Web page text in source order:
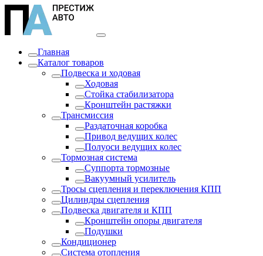
Главная
Каталог товаров
Подвеска и ходовая
Ходовая
Стойка стабилизатора
Кронштейн растяжки
Трансмиссия
Раздаточная коробка
Привод ведущих колес
Полуоси ведущих колес
Тормозная система
Суппорта тормозные
Вакуумный усилитель
Тросы сцепления и переключения КПП
Цилиндры сцепления
Подвеска двигателя и КПП
Кронштейн опоры двигателя
Подушки
Кондиционер
Система отопления